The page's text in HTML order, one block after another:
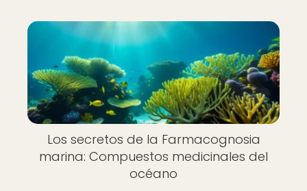
Los secretos de la Farmacognosia
marina: Compuestos medicinales del
océano